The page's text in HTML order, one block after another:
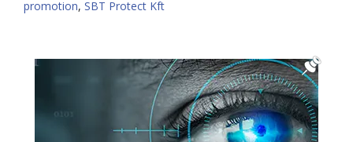
promotion, SBT Protect Kft